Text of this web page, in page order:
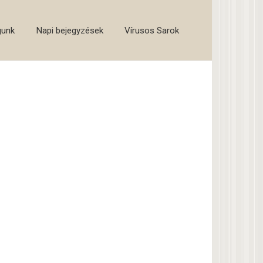
Napi bejegyzések Vírusos Sarok